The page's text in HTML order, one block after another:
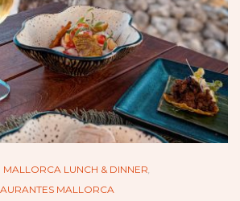
MALLORCA LUNCH & DINNER
MALLORCA